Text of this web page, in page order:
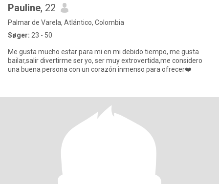
Pauline, 22
Palmar de Varela, Atlántico, Colombia
Søger: 23 - 50
Me gusta mucho estar para mi en mi debido tiempo, me gusta
bailar,salir divertirme ser yo, ser muy extrovertida,me considero
una buena persona con un corazón inmenso para ofrecer❤️